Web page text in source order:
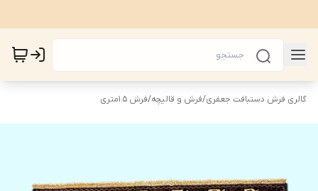
گالری فرش دستبافت جعفری/فرش و قالیچه/فرش 1.5متری